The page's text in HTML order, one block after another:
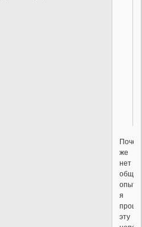
же
нет
опыта,
я
эту